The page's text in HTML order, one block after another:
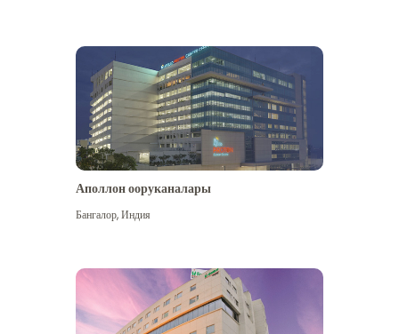
Аполлон ооруканалары
Бангалор,Индия